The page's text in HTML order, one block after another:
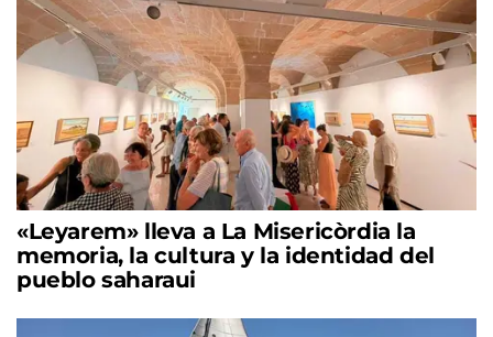
«Leyarem» lleva a La Misericòrdia la
memoria, la cultura y la identidad del
pueblo saharaui